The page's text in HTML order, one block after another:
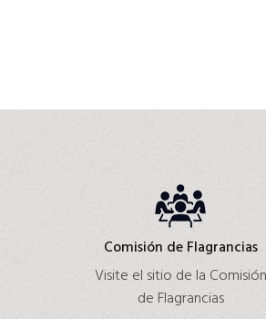
Comisión de Flagrancias
Visite el sitio de la Comisión
de Flagrancias